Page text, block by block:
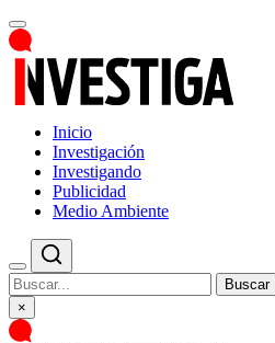
Inicio
Investigación
Investigando
Publicidad
Medio Ambiente
Buscar
×